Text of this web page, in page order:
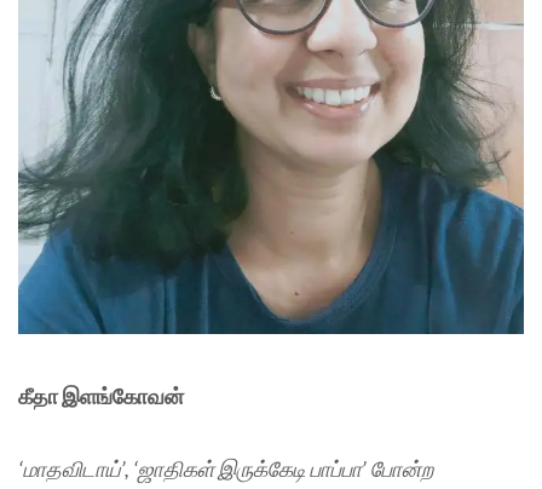
கீதா இளங்கோவன்
‘மாதவிடாய்’, ‘ஜாதிகள் இருக்கேடி பாப்பா’ போன்ற